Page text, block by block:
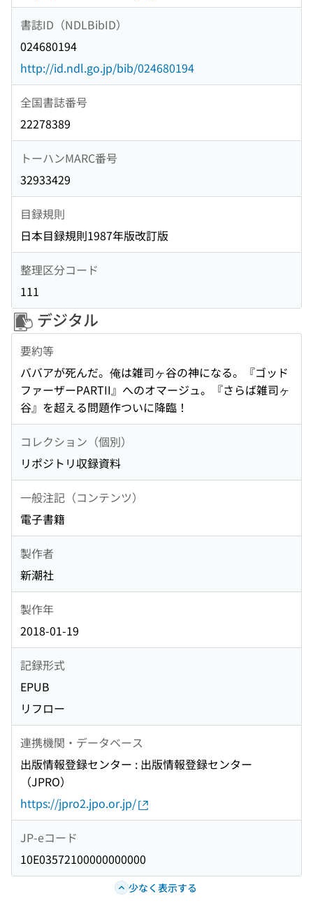
書誌ID（NDLBibID）
024680194
http://id.ndl.go.jp/bib/024680194
全国書誌番号
22278389
トーハンMARC番号
32933429
目録規則
日本目録規則1987年版改訂版
整理区分コード
111
デジタル
要約等
ババアが死んだ。俺は雑司ヶ谷の神になる。『ゴッド
ファーザーPARTII』へのオマージュ。『さらば雑司ヶ
谷』を超える問題作ついに降臨！
コレクション（個別）
リポジトリ収録資料
一般注記（コンテンツ）
電子書籍
製作者
新潮社
製作年
2018-01-19
記録形式
EPUB
リフロー
連携機関・データベース
出版情報登録センター : 出版情報登録センター
（JPRO）
https://jpro2.jpo.or.jp/
JP-eコード
10E03572100000000000
少なく表示する